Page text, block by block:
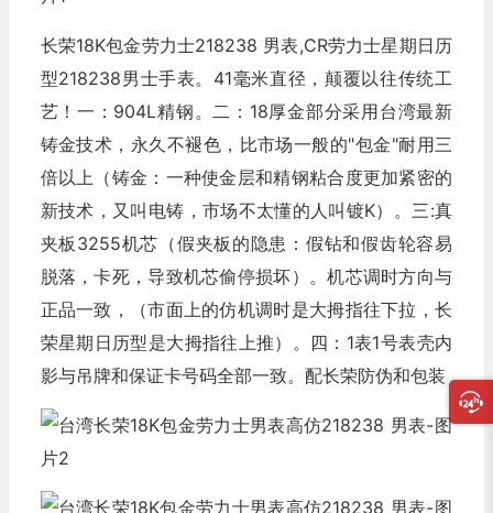
长荣18K包金劳力士218238 男表,CR劳力士星期日历
型218238男士手表。41毫米直径，颠覆以往传统工
艺！一：904L精钢。二：18厚金部分采用台湾最新
铸金技术，永久不褪色，比市场一般的"包金"耐用三
倍以上（铸金：一种使金层和精钢粘合度更加紧密的
新技术，又叫电铸，市场不太懂的人叫镀K）。三:真
夹板3255机芯（假夹板的隐患：假钻和假齿轮容易
脱落，卡死，导致机芯偷停损坏）。机芯调时方向与
正品一致，（市面上的仿机调时是大拇指往下拉，长
荣星期日历型是大拇指往上推）。四：1表1号表壳内
影与吊牌和保证卡号码全部一致。配长荣防伪和包装